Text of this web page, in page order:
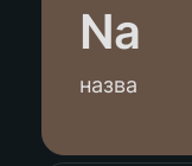
Na
назва